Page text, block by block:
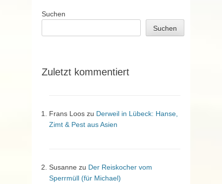
Suchen
Suchen
Zuletzt kommentiert
Frans Loos zu Derweil in Lübeck: Hanse,
Zimt & Pest aus Asien
Susanne zu Der Reiskocher vom
Sperrmüll (für Michael)